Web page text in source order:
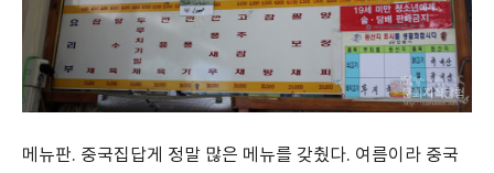
메뉴판. 중국집답게 정말 많은 메뉴를 갖췄다. 여름이라 중국